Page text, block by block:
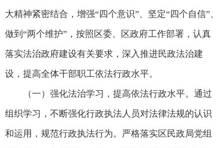
大精神紧密结合，增强“四个意识”、坚定“四个自信”、
做到“两个维护”，按照区委、区政府工作部署，认真
落实法治政府建设有关要求，深入推进民政法治建
设，提高全体干部职工依法行政水平。
（一）强化法治学习，提高依法行政水平。通过
组织学习，不断强化行政执法人员对法律法规的认识
和运用，规范行政执法行为。严格落实区民政局党组